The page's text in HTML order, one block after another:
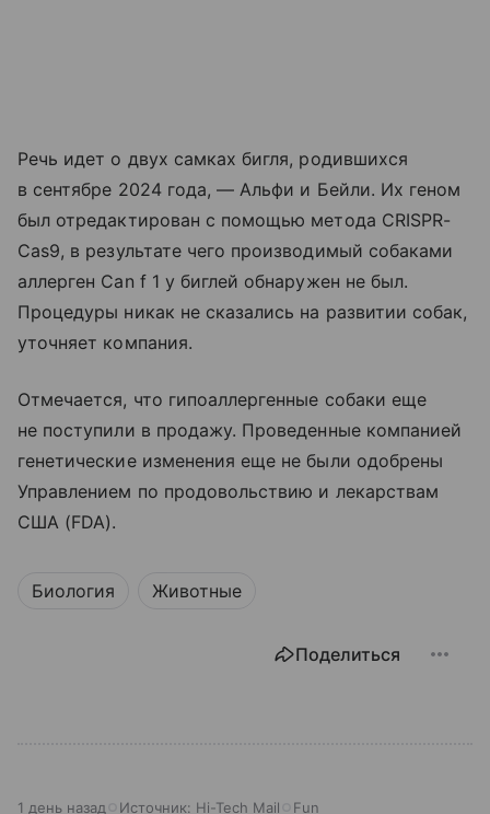
Речь идет о двух самках бигля, родившихся
в сентябре 2024 года, — Альфи и Бейли. Их геном
был отредактирован с помощью метода CRISPR-
Cas9, в результате чего производимый собаками
аллерген Can f 1 у биглей обнаружен не был.
Процедуры никак не сказались на развитии собак,
уточняет компания.
Отмечается, что гипоаллергенные собаки еще
не поступили в продажу. Проведенные компанией
генетические изменения еще не были одобрены
Управлением по продовольствию и лекарствам
США (FDA).
Биология Животные
Поделиться
1 день назад Источник: Hi-Tech Mail Fun